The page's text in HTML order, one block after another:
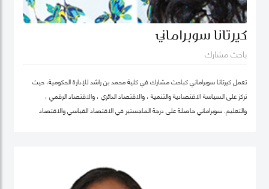
كيرتانا سوبراماني
باحث مشارك
تعمل كيرتانا سوبراماني كباحث مشارك في كلية محمد بن راشد للإدارة الحكومية، حيث
تركز على السياسة الاقتصادية والتنمية ، والاقتصاد الدائري ، والاقتصاد الرقمي ،
والتعليم. سوبراماني حاصلة على درجة الماجستير في الاقتصاد القياسي والاقتصاد